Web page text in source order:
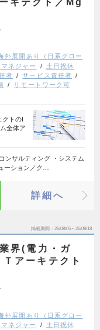
外展開あり（日系グロー
ネジャー
土日祝休
者
サービス責任者
リモートワーク可
クトのI
全体ア
ンサルティング ・システム
ーション／ク…
詳細へ
掲載期間 26/08/05～26/08/18
界(電力・ガ
アーキテクト
外展開あり（日系グロー
ネジャー
土日祝休